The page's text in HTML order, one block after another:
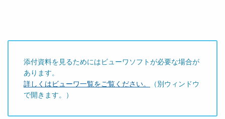
添付資料を見るためにはビューワソフトが必要な場合が
あります。
詳しくはビューワ一覧をご覧ください。
（別ウィンドウ
で開きます。）